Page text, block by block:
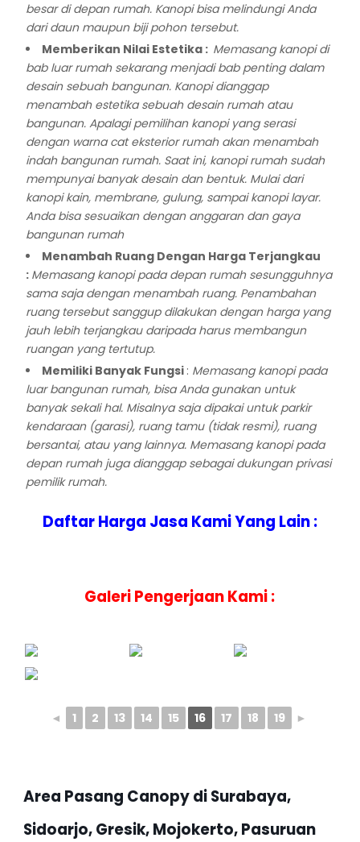
besar di depan rumah. Kanopi bisa melindungi Anda
dari daun maupun biji pohon tersebut.
Memberikan Nilai Estetika : Memasang kanopi di
bab luar rumah sekarang menjadi bab penting dalam
desain sebuah bangunan. Kanopi dianggap
menambah estetika sebuah desain rumah atau
bangunan. Apalagi pemilihan kanopi yang serasi
dengan warna cat eksterior rumah akan menambah
indah bangunan rumah. Saat ini, kanopi rumah sudah
mempunyai banyak desain dan bentuk. Mulai dari
kanopi kain, membrane, gulung, sampai kanopi layar.
Anda bisa sesuaikan dengan anggaran dan gaya
bangunan rumah
Menambah Ruang Dengan Harga Terjangkau
: Memasang kanopi pada depan rumah sesungguhnya
sama saja dengan menambah ruang. Penambahan
ruang tersebut sanggup dilakukan dengan harga yang
jauh lebih terjangkau daripada harus membangun
ruangan yang tertutup.
Memiliki Banyak Fungsi : Memasang kanopi pada
luar bangunan rumah, bisa Anda gunakan untuk
banyak sekali hal. Misalnya saja dipakai untuk parkir
kendaraan (garasi), ruang tamu (tidak resmi), ruang
bersantai, atau yang lainnya. Memasang kanopi pada
depan rumah juga dianggap sebagai dukungan privasi
pemilik rumah.
Daftar Harga Jasa Kami Yang Lain :
Galeri Pengerjaan Kami :
◄ 1 2 13 14 15 16 17 18 19 ►
Area Pasang Canopy di Surabaya,
Sidoarjo, Gresik, Mojokerto, Pasuruan